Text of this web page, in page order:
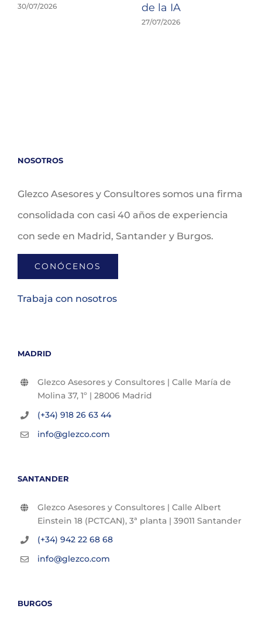
30/07/2026
de la IA
27/07/2026
NOSOTROS
Glezco Asesores y Consultores somos una firma
consolidada con casi 40 años de experiencia
con sede en Madrid, Santander y Burgos.
CONÓCENOS
Trabaja con nosotros
MADRID
Glezco Asesores y Consultores | Calle María de
Molina 37, 1º | 28006 Madrid
(+34) 918 26 63 44
info@glezco.com
SANTANDER
Glezco Asesores y Consultores | Calle Albert
Einstein 18 (PCTCAN), 3ª planta | 39011 Santander
(+34) 942 22 68 68
info@glezco.com
BURGOS